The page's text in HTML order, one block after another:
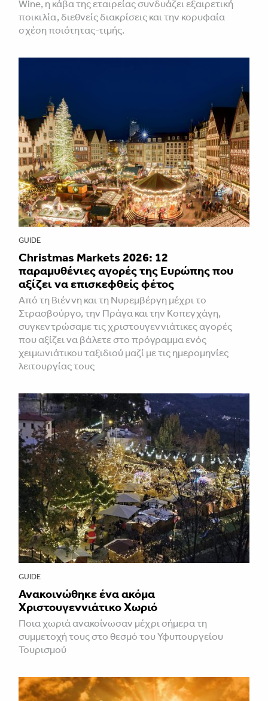
Wine, η κάβα της εταιρείας συνδυάζει εξαιρετική
ποικιλία, διεθνείς διακρίσεις και την κορυφαία
σχέση ποιότητας-τιμής.
GUIDE
Christmas Markets 2026: 12
παραμυθένιες αγορές της Ευρώπης που
αξίζει να επισκεφθείς φέτος
Από τη Βιέννη και τη Νυρεμβέργη μέχρι το
Στρασβούργο, την Πράγα και την Κοπεγχάγη,
συγκεντρώσαμε τις χριστουγεννιάτικες αγορές
που αξίζει να βάλετε στο πρόγραμμα ενός
χειμωνιάτικου ταξιδιού μαζί με τις ημερομηνίες
λειτουργίας τους
GUIDE
Ανακοινώθηκε ένα ακόμα
Χριστουγεννιάτικο Χωριό
Ποια χωριά ανακοίνωσαν μέχρι σήμερα τη
συμμετοχή τους στο θεσμό του Υφυπουργείου
Τουρισμού